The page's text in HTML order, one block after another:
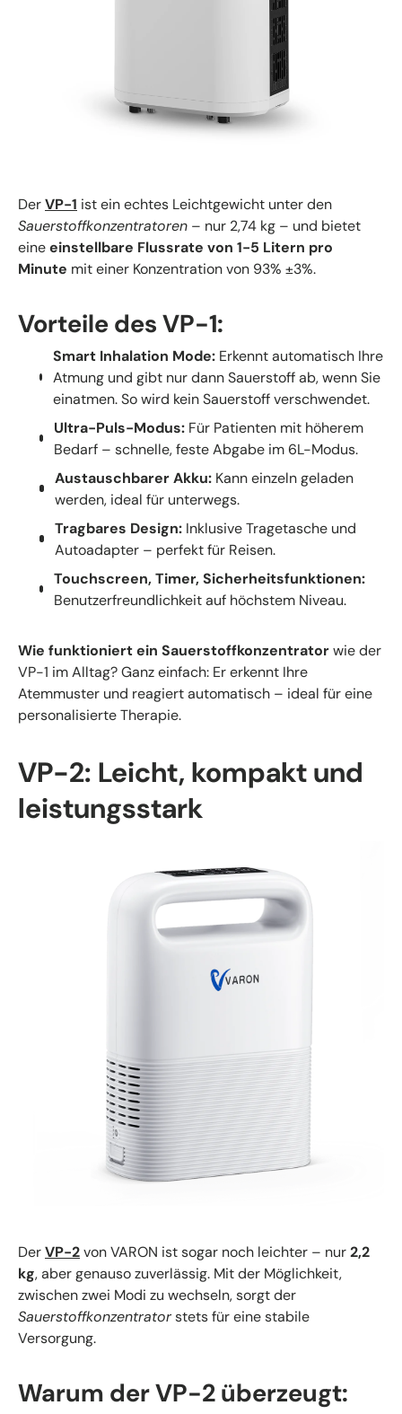
DerVP-1 ist ein echtes Leichtgewicht unter den
Sauerstoffkonzentratoren – nur 2,74 kg – und bietet
eineeinstellbare Flussrate von 1-5 Litern pro
Minute mit einer Konzentration von 93% ±3%.
Vorteile des VP-1:
Smart Inhalation Mode:Erkennt automatisch Ihre
Atmung und gibt nur dann Sauerstoff ab, wenn Sie
einatmen. So wird kein Sauerstoff verschwendet.
Ultra-Puls-Modus: Für Patienten mit höherem
Bedarf – schnelle, feste Abgabe im 6L-Modus.
Austauschbarer Akku: Kann einzeln geladen
werden, ideal für unterwegs.
Tragbares Design: Inklusive Tragetasche und
Autoadapter – perfekt für Reisen.
Touchscreen, Timer, Sicherheitsfunktionen:
Benutzerfreundlichkeit auf höchstem Niveau.
Wie funktioniert ein Sauerstoffkonzentratorwie der
VP-1 im Alltag? Ganz einfach: Er erkennt Ihre
Atemmuster und reagiert automatisch – ideal für eine
personalisierte Therapie.
VP-2: Leicht, kompakt und
leistungsstark
DerVP-2von VARON ist sogar noch leichter – nur2,2
kg, aber genauso zuverlässig. Mit der Möglichkeit,
zwischen zwei Modi zu wechseln, sorgt der
Sauerstoffkonzentratorstets für eine stabile
Versorgung.
Warum der VP-2 überzeugt: